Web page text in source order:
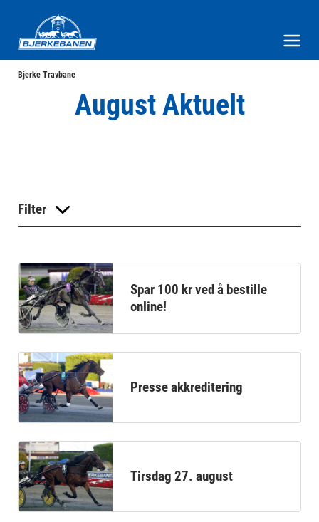
Bjerke Travbane
August Aktuelt
Filter
Spar 100 kr ved å bestille
online!
Presse akkreditering
Tirsdag 27. august